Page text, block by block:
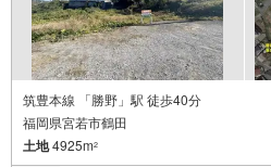
筑豊本線 「勝野」駅 徒歩40分
福岡県宮若市鶴田
土地4925m2